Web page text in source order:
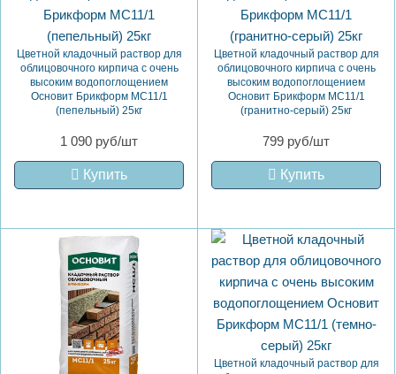
Цветной кладочный раствор для
облицовочного кирпича с очень
высоким водопоглощением
Основит Брикформ MC11/1
(пепельный) 25кг
1 090 руб/шт
Купить
Цветной кладочный раствор для
облицовочного кирпича с очень
высоким водопоглощением
Основит Брикформ MC11/1
(гранитно-серый) 25кг
799 руб/шт
Купить
Цветной кладочный раствор для